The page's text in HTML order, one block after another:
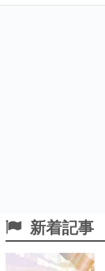
新着記事